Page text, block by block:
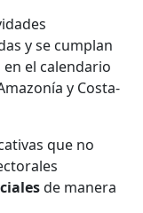
y se cumplan
el calendario
y Costa-
que no
de manera